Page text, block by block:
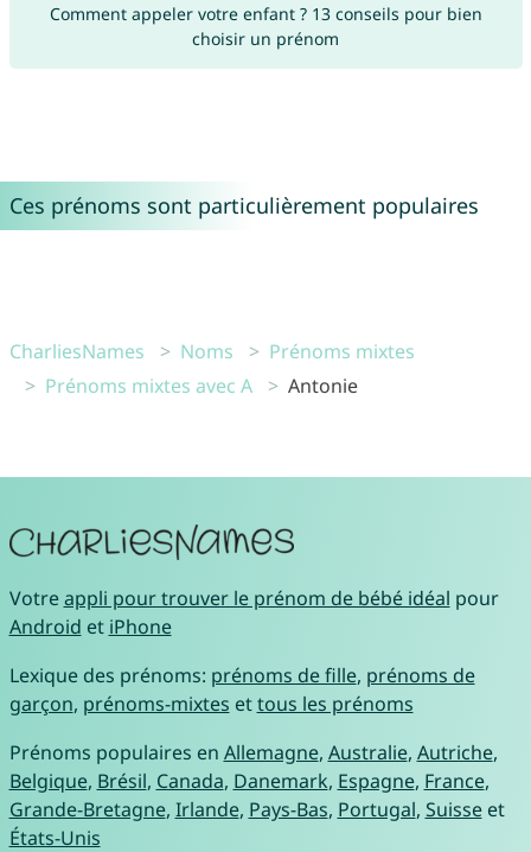
Comment appeler votre enfant ? 13 conseils pour bien
choisir un prénom
Ces prénoms sont particulièrement populaires
CharliesNames Noms
Prénoms mixtes
Prénoms mixtes avec A
Antonie
Votreappli pour trouver le prénom de bébé idéal pour
Android et iPhone
Lexique des prénoms: prénoms de fille, prénoms de
garçon, prénoms-mixtes ettous les prénoms
Prénoms populaires en Allemagne, Australie, Autriche,
Belgique, Brésil, Canada, Danemark, Espagne, France,
Grande-Bretagne, Irlande, Pays-Bas, Portugal, Suisseet
États-Unis